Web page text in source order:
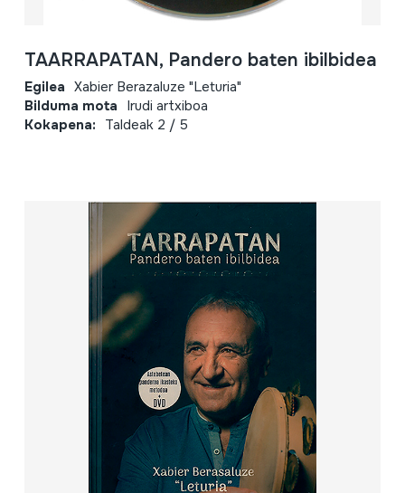
TAARRAPATAN, Pandero baten ibilbidea
Egilea Xabier Berazaluze "Leturia"
Bilduma mota Irudi artxiboa
Kokapena: Taldeak 2 / 5